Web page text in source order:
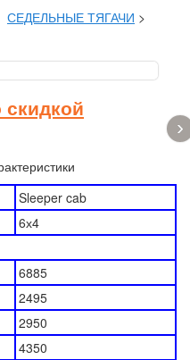
СЕДЕЛЬНЫЕ ТЯГАЧИ >
›
скидкой
Sleeper cab
6х4
6885
2495
2950
4350